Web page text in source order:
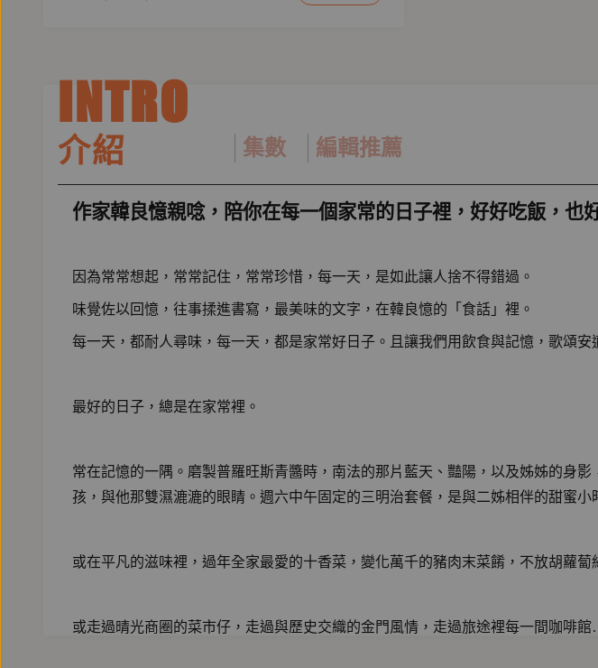
INTRO
介紹 集數 編輯推薦
作家韓良憶親唸，陪你在每一個家常的日子裡，好好吃飯，也
因為常常想起，常常記住，常常珍惜，每一天，是如此讓人捨不得錯過。
味覺佐以回憶，往事揉進書寫，最美味的文字，在韓良憶的「食話」裡。
每一天，都耐人尋味，每一天，都是家常好日子。且讓我們用飲食與記憶，歌頌安
最好的日子，總是在家常裡。
常在記憶的一隅。磨製普羅旺斯青醬時，南法的那片藍天、豔陽，以及姊姊的身
孩，與他那雙濕漉漉的眼睛。週六中午固定的三明治套餐，是與二姊相伴的甜蜜小
或在平凡的滋味裡，過年全家最愛的十香菜，變化萬千的豬肉末菜餚，不放胡蘿
或走過晴光商圈的菜市仔，走過與歷史交織的金門風情，走過旅途裡每一間咖